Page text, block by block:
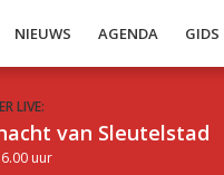
NIEUWS AGENDA GIDS
LIVE:
van Sleutelstad
uur